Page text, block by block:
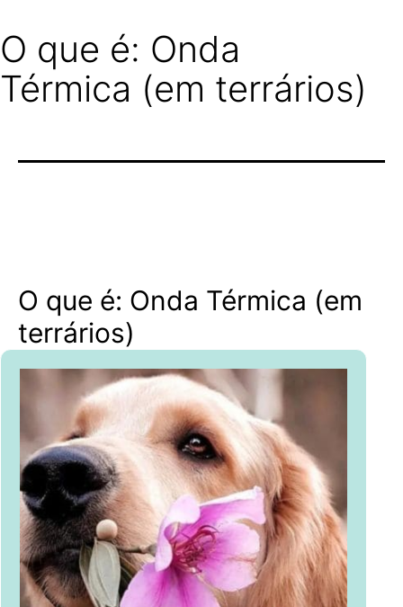
O que é: Onda
Térmica (em terrários)
O que é: Onda Térmica (em
terrários)